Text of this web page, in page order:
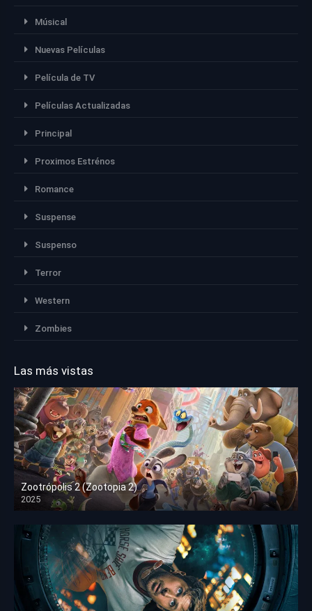
Músical
Nuevas Películas
Película de TV
Películas Actualizadas
Principal
Proximos Estrénos
Romance
Suspense
Suspenso
Terror
Western
Zombies
Las más vistas
Zootrópolis 2 (Zootopia 2)
2025
HD 1080p